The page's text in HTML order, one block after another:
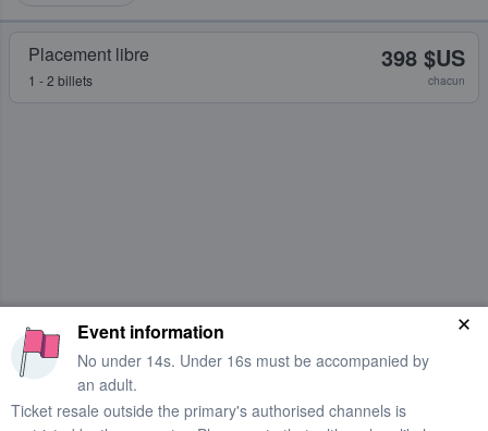
Placement libre
1 - 2 billets
398 $US
chacun
Event information
No under 14s. Under 16s must be accompanied by
an adult.
Ticket resale outside the primary's authorised channels is